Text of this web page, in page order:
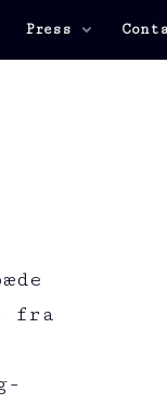
Press
fra